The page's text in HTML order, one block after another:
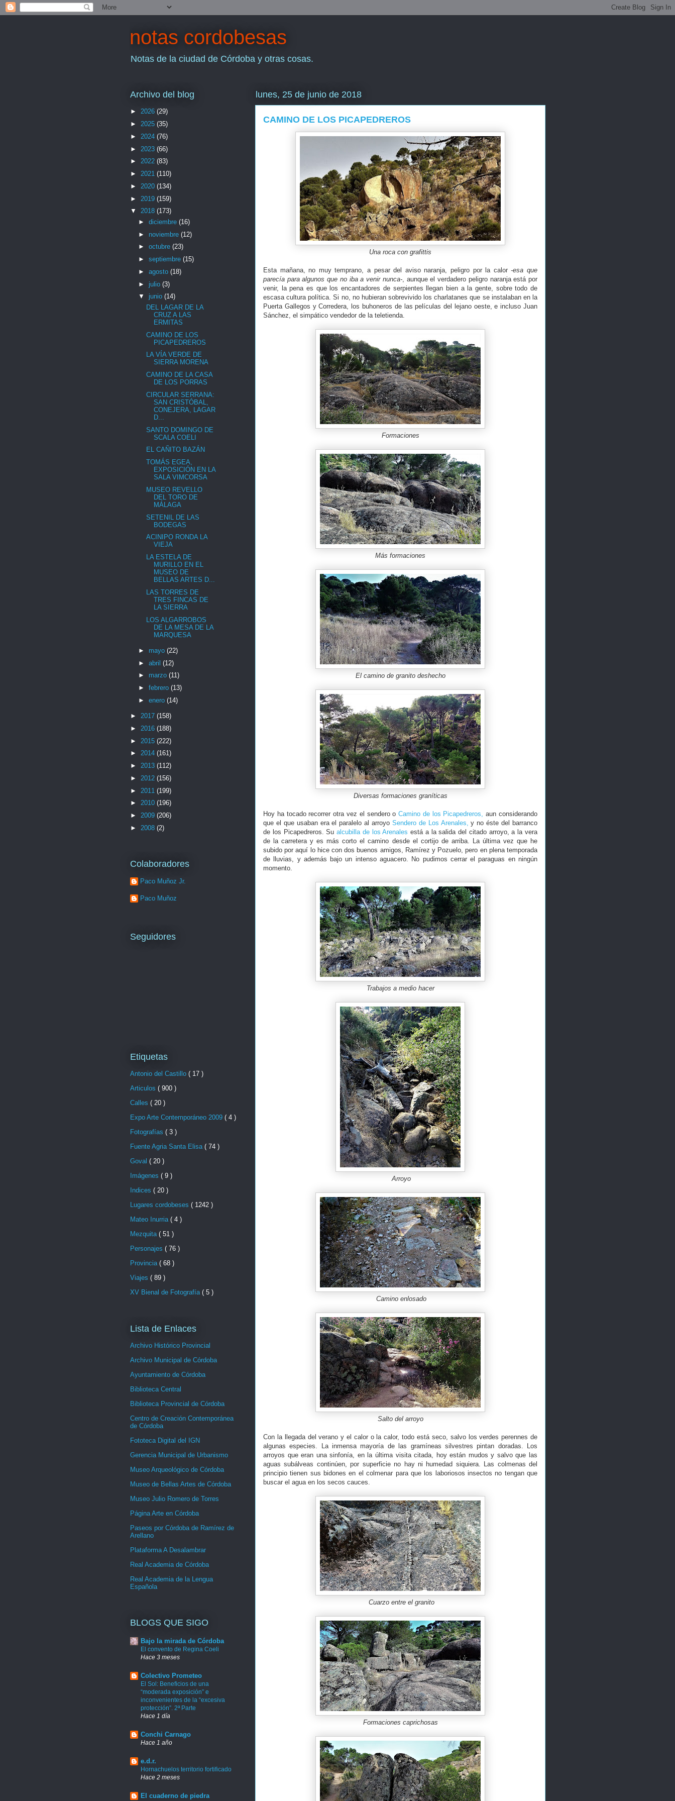
notas cordobesas
Notas de la ciudad de Córdoba y otras cosas.
lunes, 25 de junio de 2018
CAMINO DE LOS PICAPEDREROS
Una roca con grafittis
Esta mañana, no muy temprano, a pesar del aviso naranja, peligro por la calor-esa que
parecía para algunos que no iba a venir nunca-, aunque el verdadero peligro naranja está por
venir, la pena es que los encantadores de serpientes llegan bien a la gente, sobre todo de
escasa cultura política. Si no, no hubieran sobrevivido los charlatanes que se instalaban en la
Puerta Gallegos y Corredera, los buhoneros de las películas del lejano oeste, e incluso Juan
Sánchez, el simpático vendedor de la teletienda.
Formaciones
Más formaciones
El camino de granito deshecho
Diversas formaciones graníticas
Hoy ha tocado recorrer otra vez el sendero oCamino de los Picapedreros, aun considerando
que el que usaban era el paralelo al arroyo Sendero de Los Arenales,y no éste del barranco
de los Picapedreros. Sualcubilla de los Arenalesestá a la salida del citado arroyo, a la vera
de la carretera y es más corto el camino desde el cortijo de arriba. La última vez que he
subido por aquí lo hice con dos buenos amigos, Ramírez y Pozuelo, pero en plena temporada
de lluvias, y además bajo un intenso aguacero. No pudimos cerrar el paraguas en ningún
momento.
Trabajos a medio hacer
Arroyo
Camino enlosado
Salto del arroyo
Con la llegada del verano y el calor o la calor, todo está seco, salvo los verdes perennes de
algunas especies. La inmensa mayoría de las gramíneas silvestres pintan doradas. Los
arroyos que eran una sinfonía, en la última visita citada, hoy están mudos y salvo que las
aguas subálveas continúen, por superficie no hay ni humedad siquiera. Las colmenas del
principio tienen sus bidones en el colmenar para que los laboriosos insectos no tengan que
buscar el agua en los secos cauces.
Cuarzo entre el granito
Formaciones caprichosas
Archivo del blog
► 2026 (29)
► 2025 (35)
► 2024 (76)
► 2023 (66)
► 2022 (83)
► 2021 (110)
► 2020 (134)
► 2019 (159)
▼ 2018 (173)
► diciembre (16)
► noviembre (12)
► octubre (23)
► septiembre (15)
► agosto (18)
► julio (3)
▼ junio (14)
DEL LAGAR DE LA
CRUZ A LAS
ERMITAS
CAMINO DE LOS
PICAPEDREROS
LA VÍA VERDE DE
SIERRA MORENA
CAMINO DE LA CASA
DE LOS PORRAS
CIRCULAR SERRANA:
SAN CRISTÓBAL,
CONEJERA, LAGAR
D...
SANTO DOMINGO DE
SCALA COELI
EL CAÑITO BAZÁN
TOMÁS EGEA,
EXPOSICIÓN EN LA
SALA VIMCORSA
MUSEO REVELLO
DEL TORO DE
MÁLAGA
SETENIL DE LAS
BODEGAS
ACINIPO RONDA LA
VIEJA
LA ESTELA DE
MURILLO EN EL
MUSEO DE
BELLAS ARTES D...
LAS TORRES DE
TRES FINCAS DE
LA SIERRA
LOS ALGARROBOS
DE LA MESA DE LA
MARQUESA
► mayo (22)
► abril (12)
► marzo (11)
► febrero (13)
► enero (14)
► 2017 (158)
► 2016 (188)
► 2015 (222)
► 2014 (161)
► 2013 (112)
► 2012 (156)
► 2011 (199)
► 2010 (196)
► 2009 (206)
► 2008 (2)
Colaboradores
Paco Muñoz Jr.
Paco Muñoz
Seguidores
Etiquetas
Antonio del Castillo ( 17 )
Articulos ( 900 )
Calles ( 20 )
Expo Arte Contemporáneo 2009 ( 4 )
Fotografías ( 3 )
Fuente Agria Santa Elisa ( 74 )
Goval ( 20 )
Imágenes ( 9 )
Indices ( 20 )
Lugares cordobeses ( 1242 )
Mateo Inurria ( 4 )
Mezquita ( 51 )
Personajes ( 76 )
Provincia ( 68 )
Viajes ( 89 )
XV Bienal de Fotografía ( 5 )
Lista de Enlaces
Archivo Histórico Provincial
Archivo Municipal de Córdoba
Ayuntamiento de Córdoba
Biblioteca Central
Biblioteca Provincial de Córdoba
Centro de Creación Contemporánea
de Córdoba
Fototeca Digital del IGN
Gerencia Municipal de Urbanismo
Museo Arqueológico de Córdoba
Museo de Bellas Artes de Córdoba
Museo Julio Romero de Torres
Página Arte en Córdoba
Paseos por Córdoba de Ramírez de
Arellano
Plataforma A Desalambrar
Real Academia de Córdoba
Real Academia de la Lengua
Española
BLOGS QUE SIGO
Bajo la mirada de Córdoba
El convento de Regina Coeli
Hace 3 meses
Colectivo Prometeo
El Sol: Beneficios de una
“moderada exposición” e
inconvenientes de la “excesiva
protección”. 2ª Parte
Hace 1 día
Conchi Carnago
Hace 1 año
e.d.r.
Hornachuelos territorio fortificado
Hace 2 meses
El cuaderno de piedra